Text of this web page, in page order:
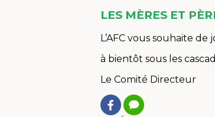
LES MÈRES ET
L’AFC vous souhaite
à bientôt sous les
Le Comité Directeur